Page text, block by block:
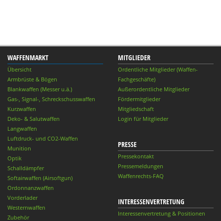
WAFFENMARKT
Übersicht
Armbrüste & Bögen
Blankwaffen (Messer u.ä.)
Gas-, Signal-, Schreckschusswaffen
Kurzwaffen
Deko- & Salutwaffen
Langwaffen
Luftdruck- und CO2-Waffen
Munition
Optik
Schalldämpfer
Softairwaffen (Airsoftgun)
Ordonnanzwaffen
Vorderlader
Westernwaffen
Zubehör
MITGLIEDER
Ordentliche Mitglieder (Waffen-
Fachgeschäfte)
Außerordentliche Mitglieder
Fördermitglieder
Mitgliedschaft
Login für Mitglieder
PRESSE
Pressekontakt
Pressemeldungen
Waffenrechts-FAQ
INTERESSENVERTRETUNG
Interessenvertretung & Positionen